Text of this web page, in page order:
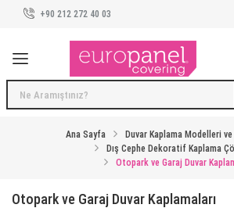
+90 212 272 40 03Duvar Panelleri
Duvar Panelleri
Kreatif Koleksiyon
Taş Duvar Kaplama Panelleri
Beton Duvar Kaplama Panelleri
Tuğla Duvar Kaplama Panelleri
Ana Sayfa
Duvar Kaplama Modelleri ve
Dış Cephe Dekoratif Kaplama
Otopark ve Garaj Duvar
Otopark ve Garaj Duvar Kaplamaları